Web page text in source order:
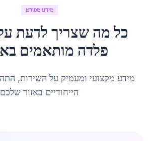
מידע מפורט
כל מה שצריך לדעת
פלדה מותאמים ב
מידע מקצועי ומעמיק על השירות,
הייחודיים באזור שלכם